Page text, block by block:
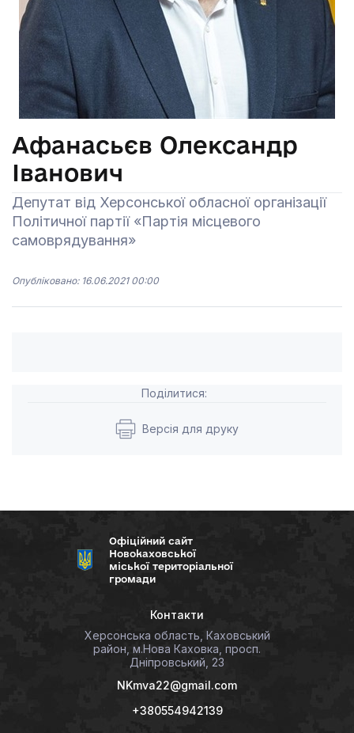
Афанасьєв Олександр
Іванович
Депутат від Херсонської обласної організації
Політичної партії «Партія місцевого
самоврядування»
Опубліковано: 16.06.2021 00:00
Поділитися:
Версія для друку
Офіційний сайт
Новокаховської
міської територіальної
громади
Контакти
Херсонська область, Каховський
район, м.Нова Каховка, просп.
Дніпровський, 23
NKmva22@gmail.com
+380554942139